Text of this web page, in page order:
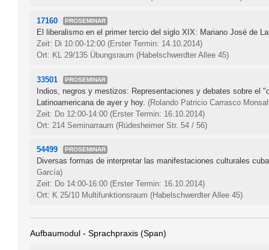
17160 PROSEMINAR
El liberalismo en el primer tercio del siglo XIX: Mariano José de
Zeit: Di 10:00-12:00 (Erster Termin: 14.10.2014)
Ort: KL 29/135 Übungsraum (Habelschwerdter Allee 45)
33501 PROSEMINAR
Indios, negros y mestizos: Representaciones y debates sobre el
Latinoamericana de ayer y hoy. (Rolando Patricio Carrasco
Zeit: Do 12:00-14:00 (Erster Termin: 16.10.2014)
Ort: 214 Seminarraum (Rüdesheimer Str. 54 / 56)
54499 PROSEMINAR
Diversas formas de interpretar las manifestaciones culturales
García)
Zeit: Do 14:00-16:00 (Erster Termin: 16.10.2014)
Ort: K 25/10 Multifunktionsraum (Habelschwerdter Allee 45)
Aufbaumodul - Sprachpraxis (Span)